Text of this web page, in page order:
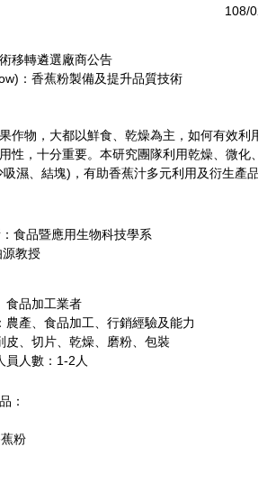
108/
移轉遴選廠商公告
：香蕉粉製備及提升品質技術
物，大都以鮮食、乾燥為主，如何有效利用
性，十分重要。本研究團隊利用乾燥、微化
濕、結塊)，有助香蕉汁多元利用及衍生產品
食品暨應用生物科技學系
教授
食品加工業者
農產、食品加工、行銷經驗及能力
皮、切片、乾燥、磨粉、包裝
員人數：1-2人
：
粉